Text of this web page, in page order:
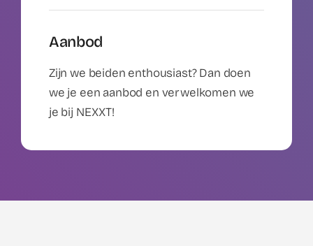
Aanbod
Zijn we beiden enthousiast? Dan doen
we je een aanbod en verwelkomen we
je bij NEXXT!